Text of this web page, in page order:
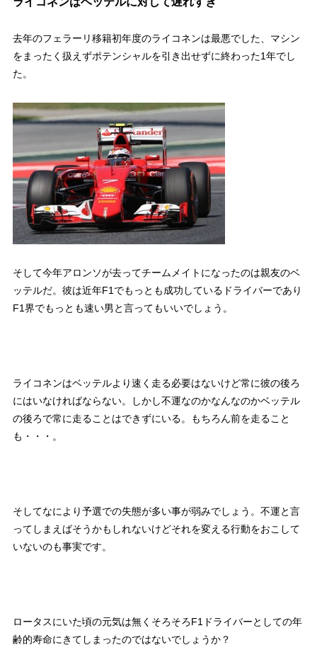
去年のフェラーリ移籍初年度のライコネンは最悪でした、マシン
をまったく扱えずポテンシャルを引き出せずに終わった1年でし
た。
そして今年アロンソが去ってチームメイトになったのは親友のベ
ッテルだ。彼は近年F1でもっとも成功しているドライバーであり
F1界でもっとも速い男と言ってもいいでしょう。
ライコネンはベッテルより速く走る必要はないけど常に彼の後ろ
にはいなければならない。しかし不運なのかなんなのかベッテル
の後ろで常に走ることはできずにいる。もちろん前を走ること
も・・・。
そしてなにより予選での失態が多い事が弱みでしょう。不運と言
ってしまえばそうかもしれないけどそれを変える行動をおこして
いないのも事実です。
ロータスにいた頃の元気は無くそろそろF1ドライバーとしての年
齢的寿命にきてしまったのではないでしょうか？